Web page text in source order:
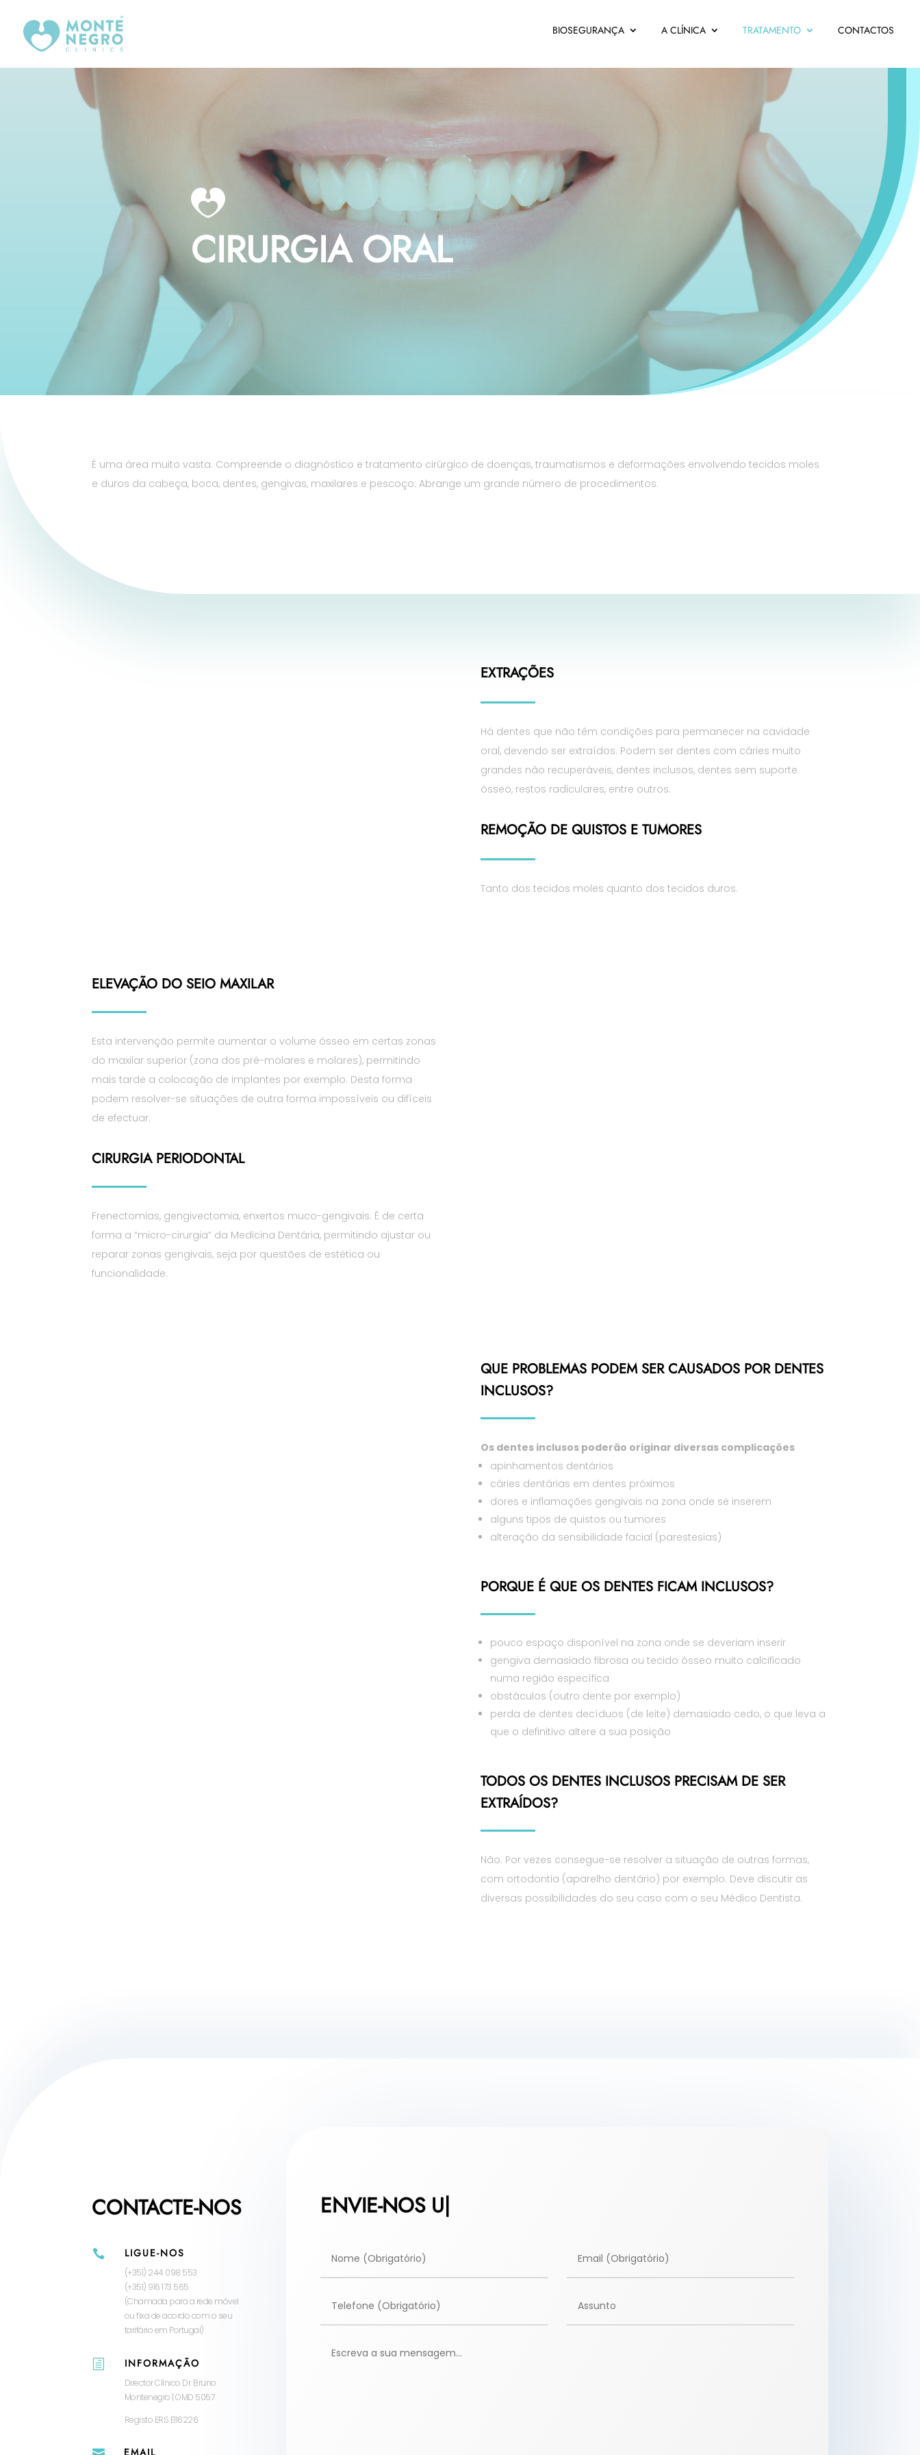
BIOSEGURANÇA A CLÍNICA TRATAMENTO CONTACTOS
CIRURGIA ORAL
É uma área muito vasta. Compreende o diagnóstico e tratamento cirúrgico de doenças, traumatismos e deformações envolvendo tecidos moles
e duros da cabeça, boca, dentes, gengivas, maxilares e pescoço. Abrange um grande número de procedimentos.
EXTRAÇÕES
Há dentes que não têm condições para permanecer na cavidade
oral, devendo ser extraídos. Podem ser dentes com cáries muito
grandes não recuperáveis, dentes inclusos, dentes sem suporte
ósseo, restos radiculares, entre outros.
REMOÇÃO DE QUISTOS E TUMORES
Tanto dos tecidos moles quanto dos tecidos duros.​
ELEVAÇÃO DO SEIO MAXILAR
Esta intervenção permite aumentar o volume ósseo em certas zonas
do maxilar superior (zona dos pré-molares e molares), permitindo
mais tarde a colocação de implantes por exemplo. Desta forma
podem resolver-se situações de outra forma impossíveis ou difíceis
de efectuar.
CIRURGIA PERIODONTAL
Frenectomias, gengivectomia, enxertos muco-gengivais. É de certa
forma a “micro-cirurgia” da Medicina Dentária, permitindo ajustar ou
reparar zonas gengivais, seja por questões de estética ou
funcionalidade.​
QUE PROBLEMAS PODEM SER CAUSADOS POR DENTES
INCLUSOS?
​Os dentes inclusos poderão originar diversas complicações​
apinhamentos dentários
cáries dentárias em dentes próximos
dores e inflamações gengivais na zona onde se inserem
alguns tipos de quistos ou tumores
alteração da sensibilidade facial (parestesias)
PORQUE É QUE OS DENTES FICAM INCLUSOS?
pouco espaço disponível na zona onde se deveriam inserir
gengiva demasiado fibrosa ou tecido ósseo muito calcificado
numa região específica
obstáculos (outro dente por exemplo)
perda de dentes decíduos (de leite) demasiado cedo, o que leva a
que o definitivo altere a sua posição
TODOS OS DENTES INCLUSOS PRECISAM DE SER
EXTRAÍDOS?​
Não. Por vezes consegue-se resolver a situação de outras formas,
com ortodontia (aparelho dentário) por exemplo. Deve discutir as
diversas possibilidades do seu caso com o seu Médico Dentista.​
CONTACTE-NOS
 LIGUE-NOS
(+351) 244 098 553
(+351) 916 173 565
(Chamada para a rede móvel
ou fixa de acordo com o seu
tarifário em Portugal)
h INFORMAÇÃO
Director Clínico Dr. Bruno
Montenegro | OMD 5057
Registo ERS E116226
ENVIE-NOS UMA